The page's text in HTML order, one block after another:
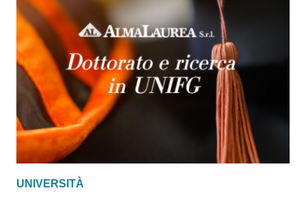
UNIVERSITÀ